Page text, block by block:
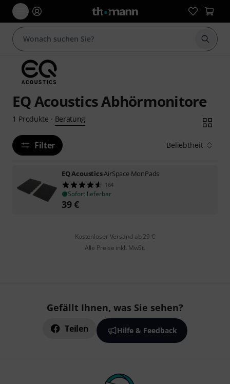
Suche
EQ Acoustics Abhörmonitore
1 Produkte · Beratung
Filter Beliebtheit
EQ AcousticsAirSpace MonPads
164
Sofort lieferbar
39€
Kostenloser Versand ab 29 €
Alle Preise inkl. MwSt.
Gefällt Ihnen, was Sie sehen?
Teilen Hilfe & Feedback